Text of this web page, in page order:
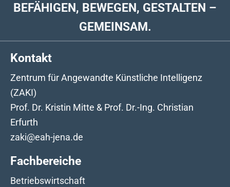
BEFÄHIGEN, BEWEGEN, GESTALTEN –
GEMEINSAM.
Kontakt
Zentrum für Angewandte Künstliche Intelligenz
(ZAKI)
Prof. Dr. Kristin Mitte & Prof. Dr.-Ing. Christian
Erfurth
zaki@eah-jena.de
Fachbereiche
Betriebswirtschaft